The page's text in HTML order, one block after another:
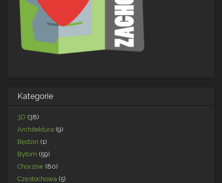
Kategorie
3D (38)
Architektura (9)
Będzin (1)
Bytom (59)
Chorzów (80)
Częstochowa (5)